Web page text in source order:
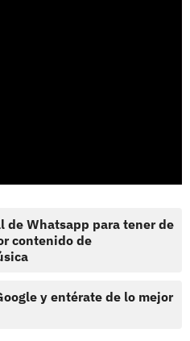
de Whatsapp para tener de
contenido de
y entérate de lo mejor